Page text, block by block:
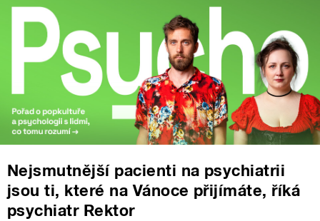
Nejsmutnější pacienti na psychiatrii
jsou ti, které na Vánoce přijímáte, říká
psychiatr Rektor